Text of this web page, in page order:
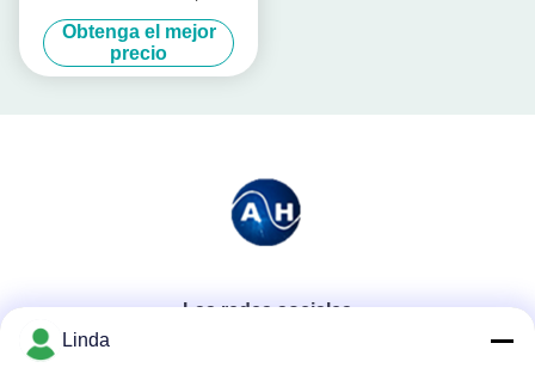
para el ganado y las aves de
corral
Obtenga el mejor
precio
Las redes sociales
Linda